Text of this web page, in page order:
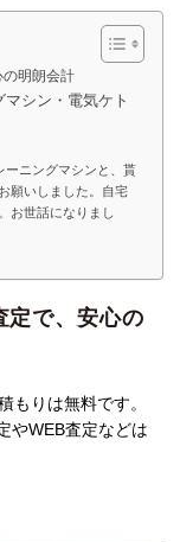
明朗会計
シン・電気ケト
ーニングマシンと、貰
願いしました。自宅
お世話になりまし
定で、安心の
もりは無料です。
やWEB査定などは